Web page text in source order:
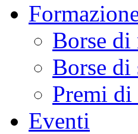
Borse di
Borse di
Premi
Eventi